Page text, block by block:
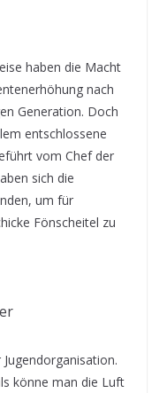
haben die Macht
nach
Generation. Doch
entschlossene
vom Chef der
sich die
um für
Fönscheitel zu
könne man die Luft